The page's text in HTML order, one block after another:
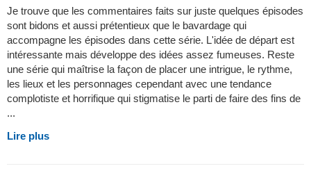
Je trouve que les commentaires faits sur juste quelques épisodes
sont bidons et aussi prétentieux que le bavardage qui
accompagne les épisodes dans cette série. L'idée de départ est
intéressante mais développe des idées assez fumeuses. Reste
une série qui maîtrise la façon de placer une intrigue, le rythme,
les lieux et les personnages cependant avec une tendance
complotiste et horrifique qui stigmatise le parti de faire des fins de
...
Lire plus